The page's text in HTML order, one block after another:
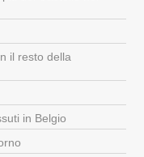
il resto della
in Belgio